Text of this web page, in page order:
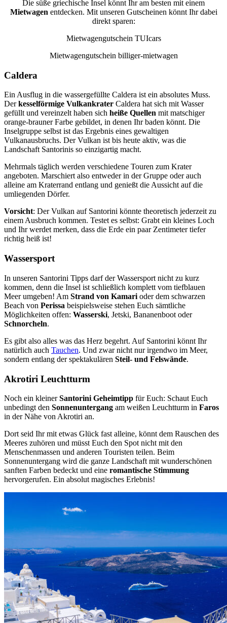
Die süße griechische Insel könnt Ihr am besten mit einem
Mietwagen entdecken. Mit unseren Gutscheinen könnt Ihr dabei
direkt sparen:
Mietwagengutschein TUIcars
Mietwagengutschein billiger-mietwagen
Caldera
Ein Ausflug in die wassergefüllte Caldera ist ein absolutes Muss.
Derkesselförmige Vulkankrater Caldera hat sich mit Wasser
gefüllt und vereinzelt haben sich heiße Quellen mit matschiger
orange-brauner Farbe gebildet, in denen Ihr baden könnt. Die
Inselgruppe selbst ist das Ergebnis eines gewaltigen
Vulkanausbruchs. Der Vulkan ist bis heute aktiv, was die
Landschaft Santorinis so einzigartig macht.
Mehrmals täglich werden verschiedene Touren zum Krater
angeboten. Marschiert also entweder in der Gruppe oder auch
alleine am Kraterrand entlang und genießt die Aussicht auf die
umliegenden Dörfer.
Vorsicht: Der Vulkan auf Santorini könnte theoretisch jederzeit zu
einem Ausbruch kommen. Testet es selbst: Grabt ein kleines Loch
und Ihr werdet merken, dass die Erde ein paar Zentimeter tiefer
richtig heiß ist!
Wassersport
In unseren Santorini Tipps darf der Wassersport nicht zu kurz
kommen, denn die Insel ist schließlich komplett vom tiefblauen
Meer umgeben! Am Strand von Kamari oder dem schwarzen
Beach von Perissa beispielsweise stehen Euch sämtliche
Möglichkeiten offen: Wasserski, Jetski, Bananenboot oder
Schnorcheln.
Es gibt also alles was das Herz begehrt. Auf Santorini könnt Ihr
natürlich auch Tauchen. Und zwar nicht nur irgendwo im Meer,
sondern entlang der spektakulären Steil- und Felswände.
Akrotiri Leuchtturm
Noch ein kleinerSantorini Geheimtipp für Euch: Schaut Euch
unbedingt den Sonnenuntergang am weißen Leuchtturm in Faros
in der Nähe von Akrotiri an.
Dort seid Ihr mit etwas Glück fast alleine, könnt dem Rauschen des
Meeres zuhören und müsst Euch den Spot nicht mit den
Menschenmassen und anderen Touristen teilen. Beim
Sonnenuntergang wird die ganze Landschaft mit wunderschönen
sanften Farben bedeckt und eine romantische Stimmung
hervorgerufen. Ein absolut magisches Erlebnis!